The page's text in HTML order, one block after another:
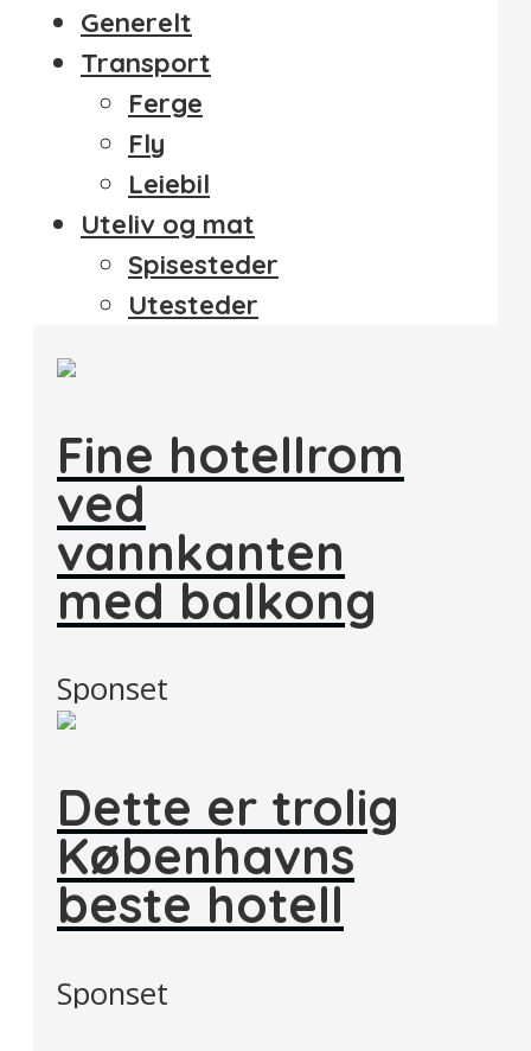
Generelt
Transport
Ferge
Fly
Leiebil
Uteliv og mat
Spisesteder
Utesteder
Fine hotellrom
ved
vannkanten
med balkong
Sponset
Dette er trolig
Københavns
beste hotell
Sponset